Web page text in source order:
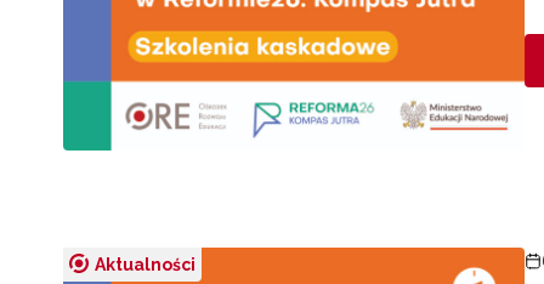
Aktualności